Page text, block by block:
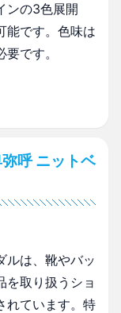
ンの3色展開
能です。色味は
です。
呼 ニットベ
ルは、靴やバッ
を取り扱うショ
れています。特